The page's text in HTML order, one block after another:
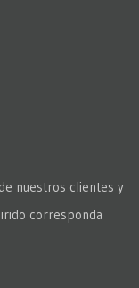
nuestros clientes y
corresponda